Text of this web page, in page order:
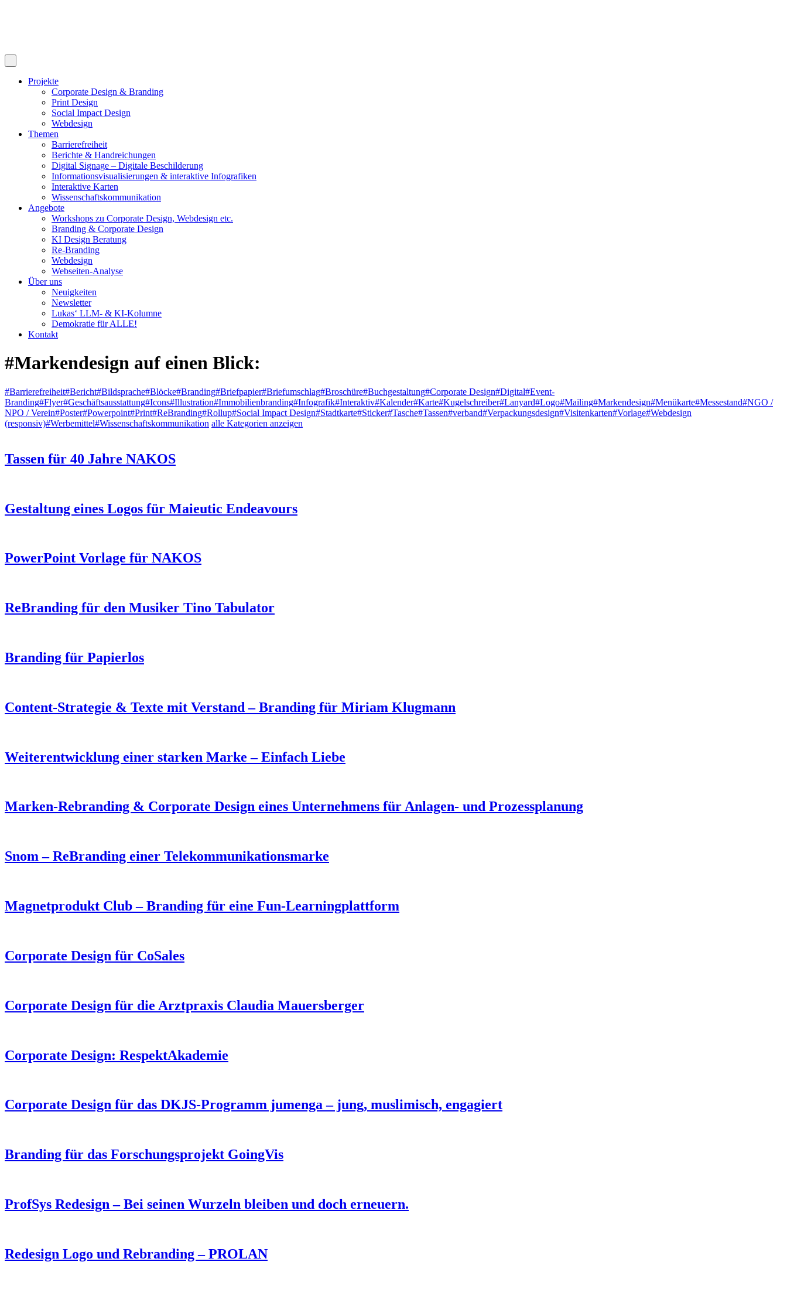
Projekte
Corporate Design & Branding
Print Design
Social Impact Design
Webdesign
Themen
Barrierefreiheit
Berichte & Handreichungen
Digital Signage – Digitale Beschilderung
Informationsvisualisierungen & interaktive Infografiken
Interaktive Karten
Wissenschaftskommunikation
Angebote
Workshops zu Corporate Design, Webdesign etc.
Branding & Corporate Design
KI Design Beratung
Re-Branding
Webdesign
Webseiten-Analyse
Über uns
Neuigkeiten
Newsletter
Lukas‘ LLM- & KI-Kolumne
Demokratie für ALLE!
Kontakt
#Markendesign auf einen Blick:
#Barrierefreiheit#Bericht#Bildsprache#Blöcke#Branding#Briefpapier#Briefumschlag#Broschüre#Buchgestaltung#Corporate Design#Digital#Event-
Branding#Flyer#Geschäftsausstattung#Icons#Illustration#Immobilienbranding#Infografik#Interaktiv#Kalender#Karte#Kugelschreiber#Lanyard#Logo#Mailing#Markendesign#Menükarte#Messestand#NGO /
NPO / Verein#Poster#Powerpoint#Print#ReBranding#Rollup#Social Impact Design#Stadtkarte#Sticker#Tasche#Tassen#verband#Verpackungsdesign#Visitenkarten#Vorlage#Webdesign
(responsiv)#Werbemittel#Wissenschaftskommunikation alle Kategorien anzeigen
Tassen für 40 Jahre NAKOS
Gestaltung eines Logos für Maieutic Endeavours
PowerPoint Vorlage für NAKOS
ReBranding für den Musiker Tino Tabulator
Branding für Papierlos
Content-Strategie & Texte mit Verstand – Branding für Miriam Klugmann
Weiterentwicklung einer starken Marke – Einfach Liebe
Marken-Rebranding & Corporate Design eines Unternehmens für Anlagen- und Prozessplanung
Snom – ReBranding einer Telekommunikationsmarke
Magnetprodukt Club – Branding für eine Fun-Learning­plattform
Corporate Design für CoSales
Corporate Design für die Arztpraxis Claudia Mauersberger
Corporate Design: RespektAkademie
Corporate Design für das DKJS-Programm jumenga – jung, muslimisch, engagiert
Branding für das Forschungsprojekt GoingVis
ProfSys Redesign – Bei seinen Wurzeln bleiben und doch erneuern.
Redesign Logo und Rebranding – PROLAN